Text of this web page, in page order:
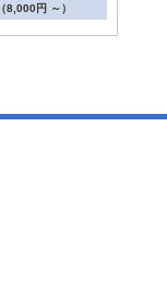
（8,000円 ～）